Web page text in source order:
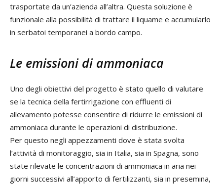
trasportate da un’azienda all’altra. Questa soluzione è
funzionale alla possibilità di trattare il liquame e accumularlo
in serbatoi temporanei a bordo campo.
Le emissioni di ammoniaca
Uno degli obiettivi del progetto è stato quello di valutare
se la tecnica della fertirrigazione con effluenti di
allevamento potesse consentire di ridurre le emissioni di
ammoniaca durante le operazioni di distribuzione.
Per questo negli appezzamenti dove è stata svolta
l’attività di monitoraggio, sia in Italia, sia in Spagna, sono
state rilevate le concentrazioni di ammoniaca in aria nei
giorni successivi all’apporto di fertilizzanti, sia in presemina,